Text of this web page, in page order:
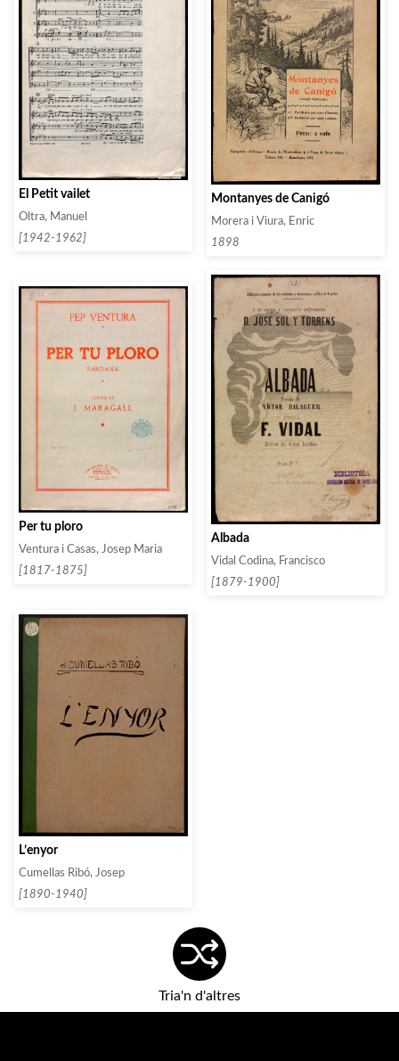
El Petit vailet
Oltra, Manuel
[1942-1962]
Montanyes de Canigó
Morera i Viura, Enric
1898
Per tu ploro
Ventura i Casas, Josep Maria
[1817-1875]
Albada
Vidal Codina, Francisco
[1879-1900]
L’enyor
Cumellas Ribó, Josep
[1890-1940]
Tria'n d'altres